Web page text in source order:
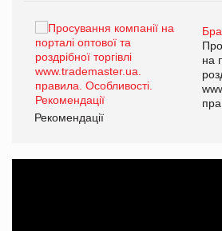
на
Рекомендації